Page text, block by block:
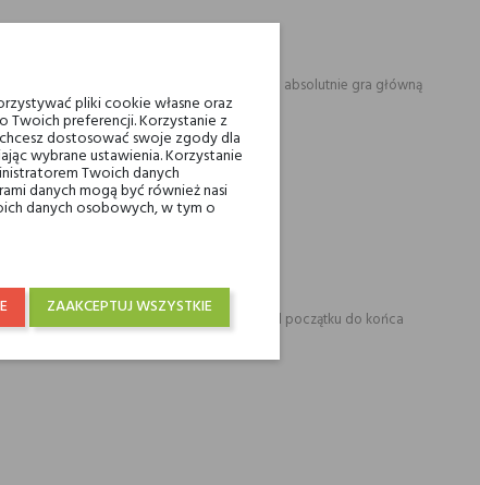
jest w zapachach jedynie jako akcent tu absolutnie gra główną
Ani na minutę się nie wysładza. Mięta od początku do końca
pliki cookie własne oraz
Twoich preferencji. Korzystanie z
dostosować swoje zgody dla
wybrane ustawienia. Korzystanie
Twoich danych
danych mogą być również nasi
danych osobowych, w tym o
ZAAKCEPTUJ WSZYSTKIE